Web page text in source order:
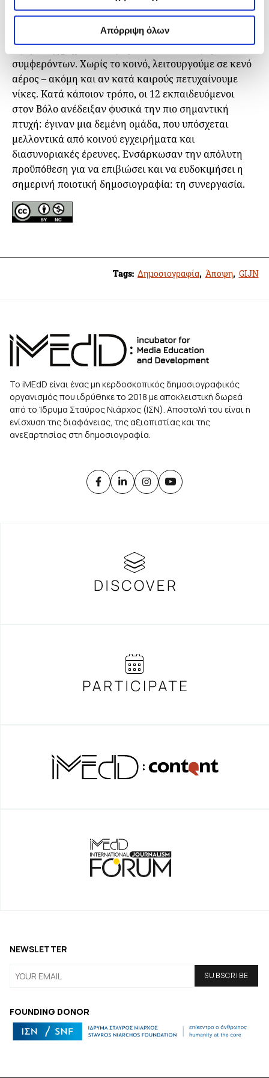
Απόρριψη όλων
ακμάζουν, με έμφαση στηδέσμευση. Ταυτόχρονα, οι
ερευνητές δημοσιογράφοι πρέπει να είναι δύο φορές
πιο διαφανείς από οποιονδήποτε εξετάζουν όσον
αφορά τη χρηματοδότησή τους και τις συγκρούσεις
συμφερόντων. Χωρίς το κοινό, λειτουργούμε σε κενό
αέρος – ακόμη και αν κατά καιρούς πετυχαίνουμε
νίκες. Κατά κάποιον τρόπο, οι 12 εκπαιδευόμενοι
στον Βόλο ανέδειξαν φυσικά την πιο σημαντική
πτυχή: έγιναν μια δεμένη ομάδα, που υπόσχεται
μελλοντικά από κοινού εγχειρήματα και
διασυνοριακές έρευνες. Ενσάρκωσαν την απόλυτη
προϋπόθεση για να επιβιώσει και να ευδοκιμήσει η
σημερινή ποιοτική δημοσιογραφία: τη συνεργασία.
Tags: Δημοσιογραφία, Άποψη, GIJN
Το iMEdD είναι ένας μη κερδοσκοπικός δημοσιογραφικός
οργανισμός που ιδρύθηκε το 2018 με αποκλειστική δωρεά
από το Ίδρυμα Σταύρος Νιάρχος (ΙΣΝ). Αποστολή του είναι η
ενίσχυση της διαφάνειας, της αξιοπιστίας και της
ανεξαρτησίας στη δημοσιογραφία.
FOUNDING DONOR
NEWSLETTER